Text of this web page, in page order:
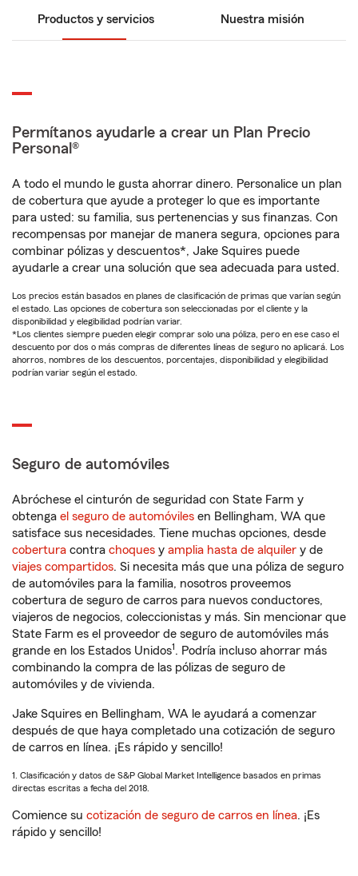
Productos y servicios Nuestra misión
Permítanos ayudarle a crear un Plan Precio
Personal®
A todo el mundo le gusta ahorrar dinero. Personalice un plan
de cobertura que ayude a proteger lo que es importante
para usted: su familia, sus pertenencias y sus finanzas. Con
recompensas por manejar de manera segura, opciones para
combinar pólizas y descuentos*, Jake Squires puede
ayudarle a crear una solución que sea adecuada para usted.
Los precios están basados en planes de clasificación de primas que varían según
el estado. Las opciones de cobertura son seleccionadas por el cliente y la
disponibilidad y elegibilidad podrían variar.
*Los clientes siempre pueden elegir comprar solo una póliza, pero en ese caso el
descuento por dos o más compras de diferentes líneas de seguro no aplicará. Los
ahorros, nombres de los descuentos, porcentajes, disponibilidad y elegibilidad
podrían variar según el estado.
Seguro de automóviles
Abróchese el cinturón de seguridad con State Farm y
obtenga el seguro de automóviles en Bellingham, WA que
satisface sus necesidades. Tiene muchas opciones, desde
cobertura contra choques y amplia hasta de alquiler y de
viajes compartidos. Si necesita más que una póliza de seguro
de automóviles para la familia, nosotros proveemos
cobertura de seguro de carros para nuevos conductores,
viajeros de negocios, coleccionistas y más. Sin mencionar que
State Farm es el proveedor de seguro de automóviles más
grande en los Estados Unidos1. Podría incluso ahorrar más
combinando la compra de las pólizas de seguro de
automóviles y de vivienda.
Jake Squires en Bellingham, WA le ayudará a comenzar
después de que haya completado una cotización de seguro
de carros en línea. ¡Es rápido y sencillo!
1. Clasificación y datos de S&P Global Market Intelligence basados en primas
directas escritas a fecha del 2018.
Comience su cotización de seguro de carros en línea. ¡Es
rápido y sencillo!